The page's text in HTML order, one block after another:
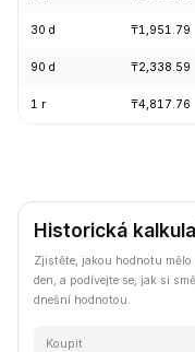
30 d ₸1,951.79
90 d ₸2,338.59
1 r ₸4,817.76
Historická
Zjistěte, jakou hodnotu mělo
den, a podívejte se, jak si
dnešní hodnotou.
Koupit